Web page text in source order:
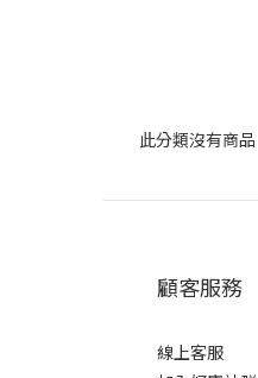
此分類沒有商品
顧客服務
線上客服